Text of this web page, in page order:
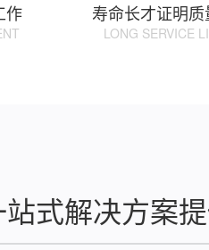
作 寿命长才证明
LONG SERVICE
式解决方案